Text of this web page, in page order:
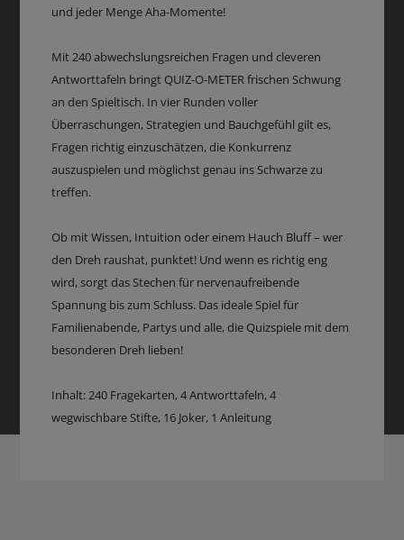
und jeder Menge Aha-Momente!
Mit 240 abwechslungsreichen Fragen und cleveren
Antworttafeln bringt QUIZ-O-METER frischen Schwung
an den Spieltisch. In vier Runden voller
Überraschungen, Strategien und Bauchgefühl gilt es,
Fragen richtig einzuschätzen, die Konkurrenz
auszuspielen und möglichst genau ins Schwarze zu
treffen.
Ob mit Wissen, Intuition oder einem Hauch Bluff – wer
den Dreh raushat, punktet! Und wenn es richtig eng
wird, sorgt das Stechen für nervenaufreibende
Spannung bis zum Schluss. Das ideale Spiel für
Familienabende, Partys und alle, die Quizspiele mit dem
besonderen Dreh lieben!
Inhalt: 240 Fragekarten, 4 Antworttafeln, 4
wegwischbare Stifte, 16 Joker, 1 Anleitung